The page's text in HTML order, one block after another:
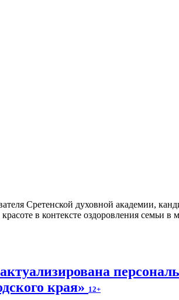
Сретенской духовной академии,
в контексте оздоровления семьи в
края» 12+